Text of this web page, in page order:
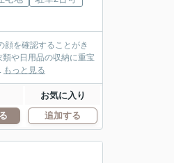
顔を確認することがき
や日用品の収納に重宝
もっと見る
お気に入り
追加する